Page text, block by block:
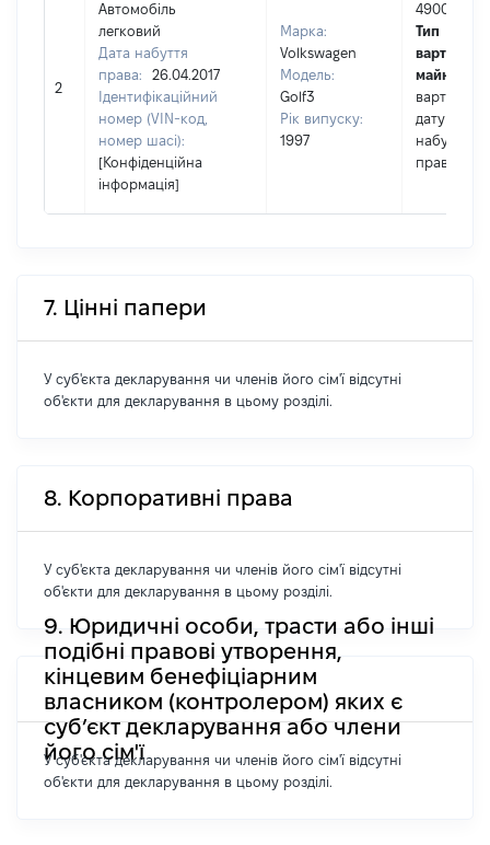
2
Автомобіль
легковий
Дата набуття
права:
26.04.2017
Ідентифікаційний
номер (VIN-код,
номер шасі):
[Конфіденційна
інформація]
Марка:
Volkswagen
Модель:
Golf3
Рік випуску:
1997
49000
Тип
вартості
майна:
вартість
дату
набуття
права
7. Цінні папери
У суб'єкта декларування чи членів його сім'ї відсутні
об'єкти для декларування в цьому розділі.
8. Корпоративні права
У суб'єкта декларування чи членів його сім'ї відсутні
об'єкти для декларування в цьому розділі.
9. Юридичні особи, трасти або інші
подібні правові утворення,
кінцевим бенефіціарним
власником (контролером) яких є
суб’єкт декларування або члени
його сім'ї
У суб'єкта декларування чи членів його сім'ї відсутні
об'єкти для декларування в цьому розділі.